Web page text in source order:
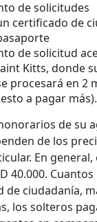
de solicitudes
certificado de
de solicitud
Kitts, donde
procesará en 2
a pagar más).
de su
de los
En
40.000.
de ciudadanía,
los solteros